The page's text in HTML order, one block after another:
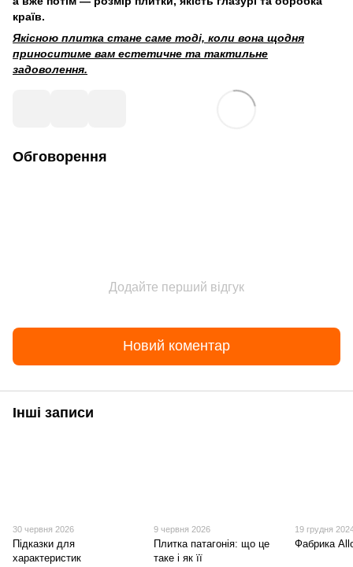
країв.
Якісною плитка стане саме тоді, коли вона щодня
приноситиме вам естетичне та тактильне
задоволення.
Обговорення
Додайте перший відгук
Новий коментар
Інші записи
30 червня 2026
Підказки для
характеристик
9 червня 2026
Плитка патагонія: що це
таке і як її
19 грудня
Фабрика